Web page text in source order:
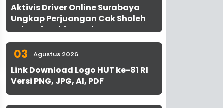
Aktivis Driver Online Surabaya
Ungkap Perjuangan Cak Sholeh
Bela Driver hingga ke MA
03 Agustus 2026
Link Download Logo HUT ke-81 RI
Versi PNG, JPG, AI, PDF